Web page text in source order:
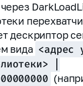
дескриптор
вида <адрес
|